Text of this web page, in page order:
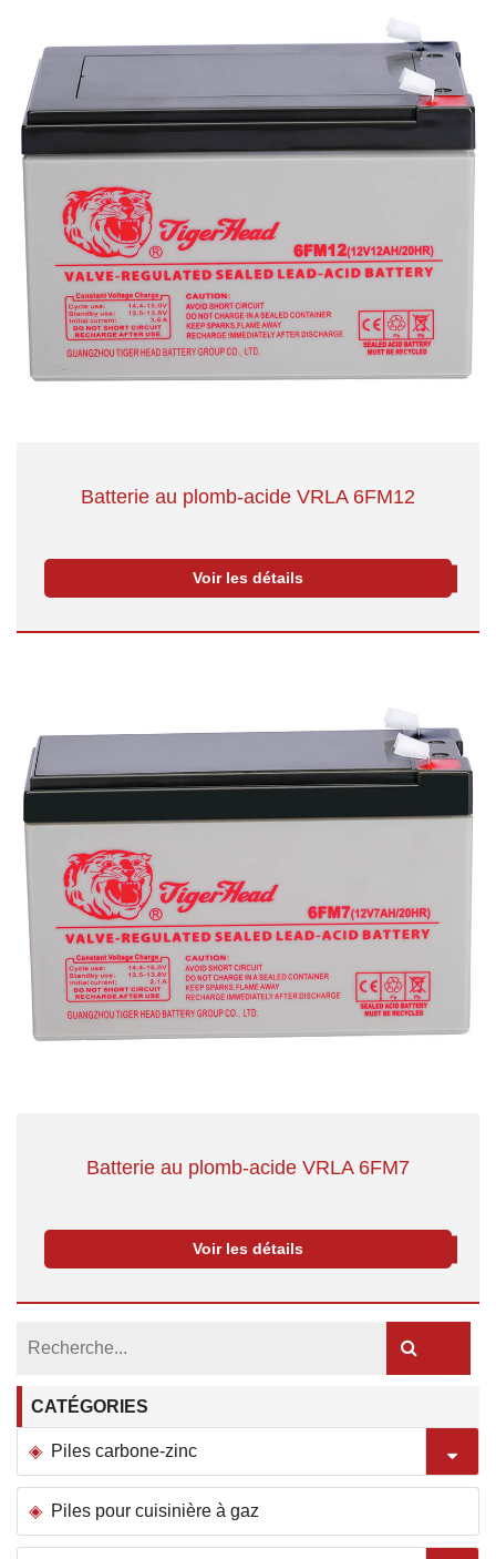
Batterie au plomb-acide VRLA 6FM12
Voir les détails
Batterie au plomb-acide VRLA 6FM7
Voir les détails
CATÉGORIES
Piles carbone-zinc
Piles pour cuisinière à gaz